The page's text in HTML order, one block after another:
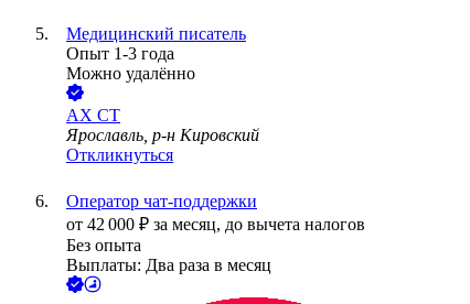
Медицинский писатель
Опыт 1-3 года
Можно удалённо
AX CT
Ярославль, р-н Кировский
Откликнуться
Оператор чат-поддержки
от 42 000 ₽ за месяц, до вычета налогов
Без опыта
Выплаты: Два раза в месяц